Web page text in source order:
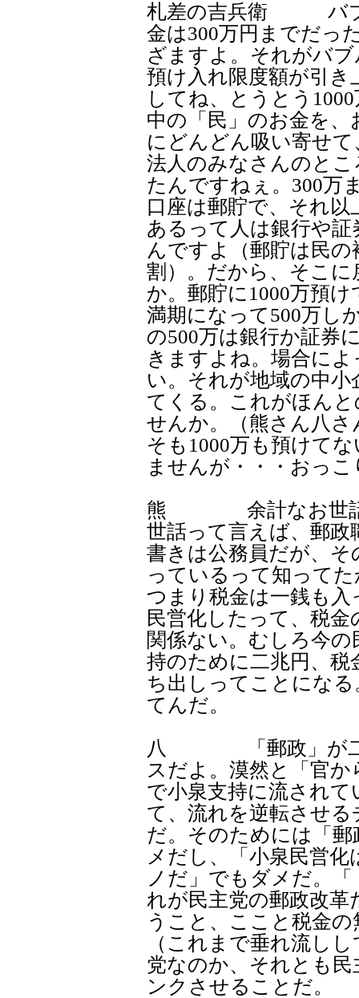
札差の吉兵衛 バブ
金は300万円までだっ
ざますよ。それがバ
預け入れ限度額が引き
してね、とうとう
中の「民」のお金を、
にどんどん吸い寄せ
法人のみなさんのとこ
たんですねぇ。300万
口座は郵貯で、それ以
あるって人は銀行や
んですよ（郵貯は民の
割）。だから、そこ
か。郵貯に1000万預
満期になって500万し
の500万は銀行か証券
きますよね。場合に
い。それが地域の中小
てくる。これがほん
せんか。（熊さん八さ
そも1000万も預けて
ませんが・・・おっ
熊 余計なお世話だ
世話って言えば、郵政
書きは公務員だが、
っているって知って
つまり税金は一銭も
民営化したって、税金
関係ない。むしろ今
持のために二兆円、税
ち出しってことにな
てんだ。
八 「郵政」が二番
スだよ。漠然と「官か
で小泉支持に流され
て、流れを逆転させる
だ。そのためには「
メだし、「小泉民営化
ノだ」でもダメだ。
れが民主党の郵政改革
うこと、ここと税金
（これまで垂れ流し
党なのか、それとも
ンクさせることだ。